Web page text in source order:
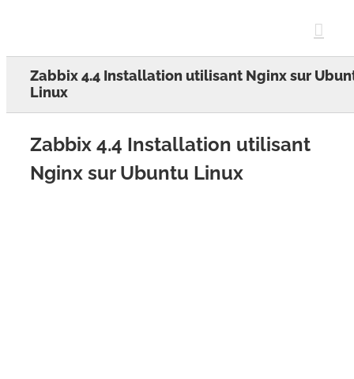
Zabbix 4.4 Installation utilisant Nginx sur
Linux
Zabbix 4.4 Installation utilisant
Nginx sur Ubuntu Linux